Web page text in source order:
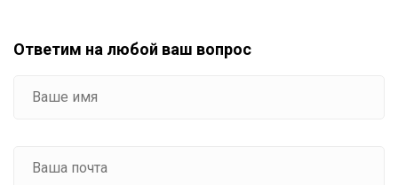
Ответим на любой ваш вопрос